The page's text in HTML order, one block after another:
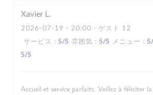
Xavier L
2026-07-19 - 20:00 - ゲスト 12
サービス : 5/5 雰囲気 : 5/5 メニュー : 5
5/5
Accueil et service parfaits. Veillez à féliciter